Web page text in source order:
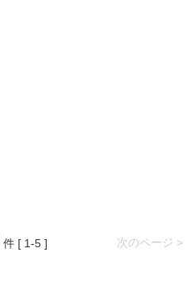
次のページ >
件 [ 1-5 ]